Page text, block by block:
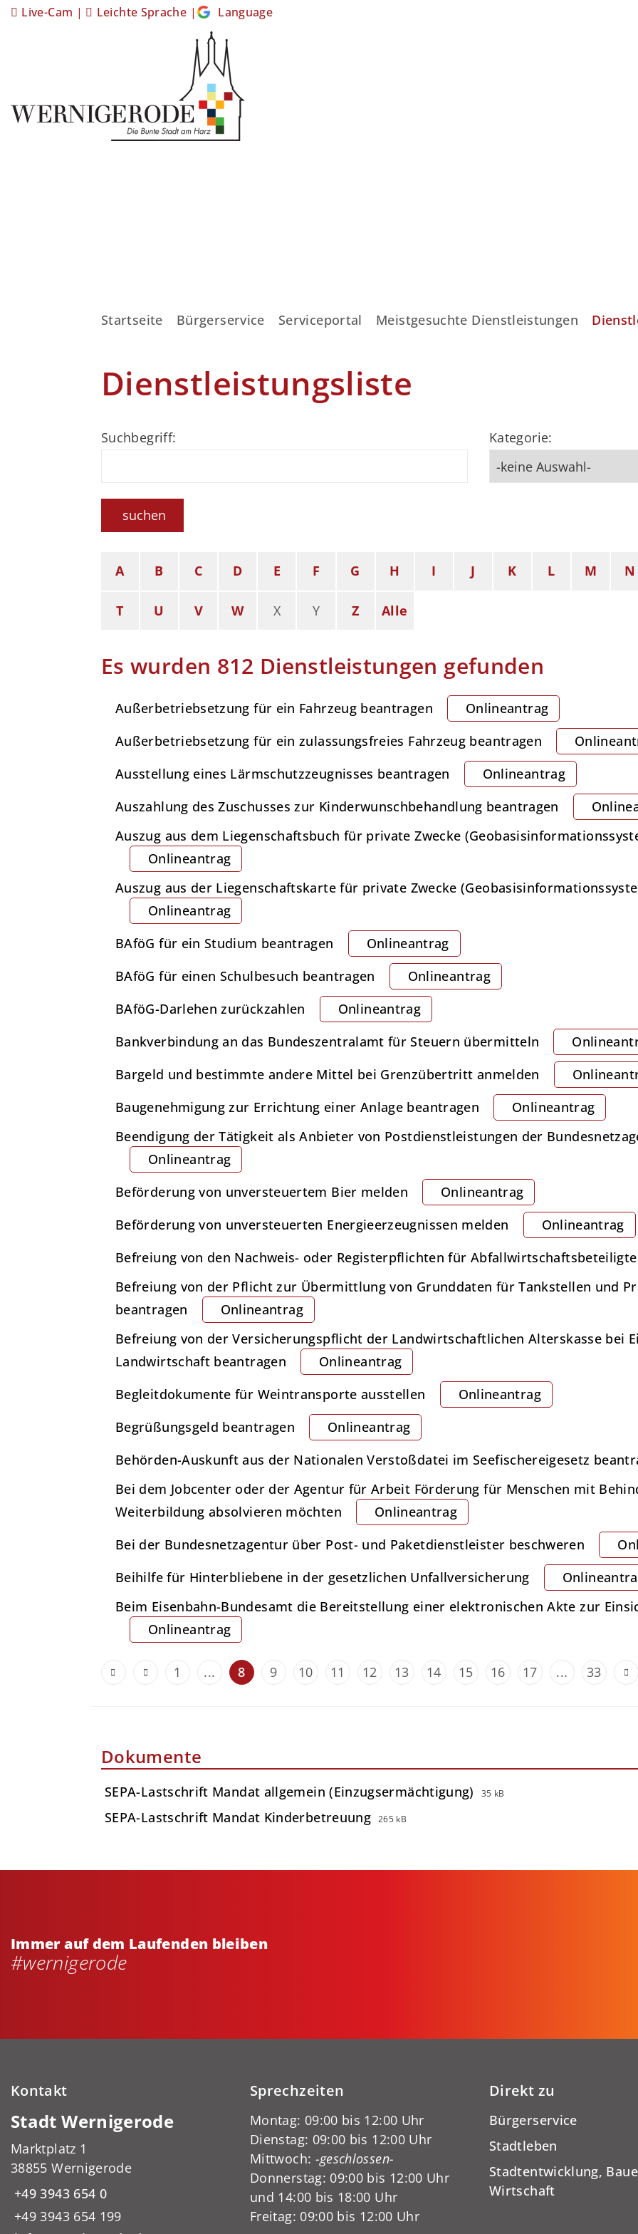
Live-Cam | Leichte Sprache | Language
Startseite Bürgerservice Serviceportal Meistgesuchte Dienstleistungen
Dienstleistungsliste
Suchbegriff: Kategorie:
suchen
A B C D E F G H I J K L M N
T U V W X Y Z Alle
Es wurden 812 Dienstleistungen gefunden
Außerbetriebsetzung für ein Fahrzeug beantragen
Onlineantrag
Außerbetriebsetzung für ein zulassungsfreies Fahrzeug beantragen
Ausstellung eines Lärmschutzzeugnisses beantragen
Onlineantrag
Auszahlung des Zuschusses zur Kinderwunschbehandlung beantragen
Auszug aus dem Liegenschaftsbuch für private Zwecke
Onlineantrag
Auszug aus der Liegenschaftskarte für private Zwecke
Onlineantrag
BAföG für ein Studium beantragen
Onlineantrag
BAföG für einen Schulbesuch beantragen
Onlineantrag
BAföG-Darlehen zurückzahlen
Onlineantrag
Bankverbindung an das Bundeszentralamt für Steuern übermitteln
Bargeld und bestimmte andere Mittel bei Grenzübertritt anmelden
Baugenehmigung zur Errichtung einer Anlage beantragen
Onlineantrag
Beendigung der Tätigkeit als Anbieter von Postdienstleistungen der
Onlineantrag
Beförderung von unversteuertem Bier melden
Onlineantrag
Beförderung von unversteuerten Energieerzeugnissen melden
Onlineantrag
Befreiung von den Nachweis- oder Registerpflichten für
Befreiung von der Pflicht zur Übermittlung von Grunddaten für Tankstellen und
beantragen
Onlineantrag
Befreiung von der Versicherungspflicht der Landwirtschaftlichen Alterskasse bei
Landwirtschaft beantragen
Onlineantrag
Begleitdokumente für Weintransporte ausstellen
Onlineantrag
Begrüßungsgeld beantragen
Onlineantrag
Behörden-Auskunft aus der Nationalen Verstoßdatei im Seefischereigesetz
Bei dem Jobcenter oder der Agentur für Arbeit Förderung für Menschen mit
Weiterbildung absolvieren möchten
Onlineantrag
Bei der Bundesnetzagentur über Post- und Paketdienstleister beschweren
Beihilfe für Hinterbliebene in der gesetzlichen Unfallversicherung
Beim Eisenbahn-Bundesamt die Bereitstellung einer elektronischen Akte zur
Onlineantrag
1 ... 8 9 10 11 12 13 14 15 16 17 ... 33
Dokumente
SEPA-Lastschrift Mandat allgemein (Einzugsermächtigung) 35 kB
SEPA-Lastschrift Mandat Kinderbetreuung 265 kB
Immer auf dem Laufenden bleiben
#wernigerode
Kontakt
Stadt Wernigerode
Marktplatz 1
38855 Wernigerode
+49 3943 654 0
+49 3943 654 199
Sprechzeiten
Montag: 09:00 bis 12:00 Uhr
Dienstag: 09:00 bis 12:00 Uhr
Mittwoch: -geschlossen-
Donnerstag: 09:00 bis 12:00 Uhr
und 14:00 bis 18:00 Uhr
Freitag: 09:00 bis 12:00 Uhr
Direkt zu
Bürgerservice
Stadtleben
Stadtentwicklung,
Wirtschaft